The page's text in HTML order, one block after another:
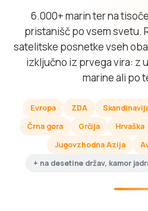
6.000+ marin ter na
pristanišč po vsem svetu.
satelitske posnetke vseh
izključno iz prvega vira: z
marine ali po
Evropa ZDA
Črna gora
Grčija Hrvaška
Jugovzhodna Azija
+ na desetine držav, kamor